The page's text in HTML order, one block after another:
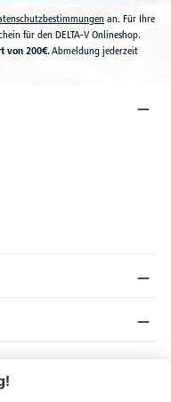
an. Für Ihre
für den DELTA-V Onlineshop.
von 200€.Abmeldung jederzeit